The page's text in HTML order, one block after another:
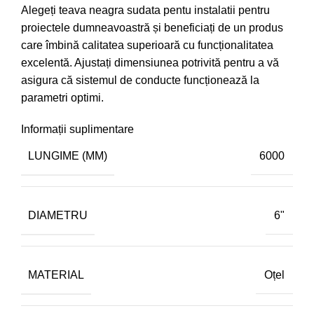
Alegeți teava neagra sudata pentu instalatii pentru
proiectele dumneavoastră și beneficiați de un produs
care îmbină calitatea superioară cu funcționalitatea
excelentă. Ajustați dimensiunea potrivită pentru a vă
asigura că sistemul de conducte funcționează la
parametri optimi.
Informații suplimentare
LUNGIME (MM) 6000
DIAMETRU 6"
MATERIAL Oțel